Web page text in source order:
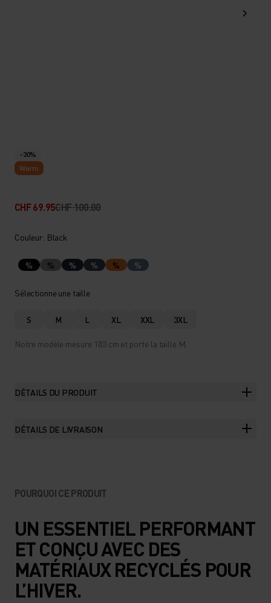
-30%
Warm
CHF 69.95CHF 100.00
Couleur: Black
% % % % % %
Sélectionne une taille
S M L XL XXL 3XL
Notre modèle mesure 183 cm et porte la taille M.
DÉTAILS DU PRODUIT
DÉTAILS DE LIVRAISON
POURQUOI CE PRODUIT
UN ESSENTIEL PERFORMANT
ET CONÇU AVEC DES
MATÉRIAUX RECYCLÉS POUR
L’HIVER.